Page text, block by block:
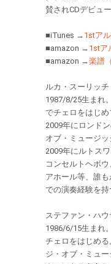
賛されCDデビュー
■iTunes → 1stア
■amazon → 1stア
■amazon →楽譜
ルカ・スーリッチ
1987/8/25生まれ
でチェロをはじめ
2009年にロンド
オブ・ミュージッ
2009年にルトス
コンセルトヘボ
アホール等、誰
での演奏経験を持
ステファン・ハウ
1986/6/15生まれ
チェロをはじめ
ジ・オブ・ミュ